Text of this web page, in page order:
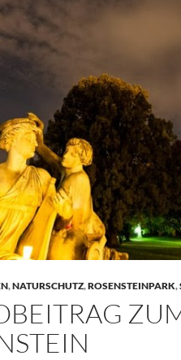
,NATURSCHUTZ,ROSENSTEINPARK,